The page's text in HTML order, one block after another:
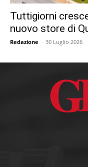
Tuttigiorni
nuovo store di
Redazione - 30 Luglio 2026